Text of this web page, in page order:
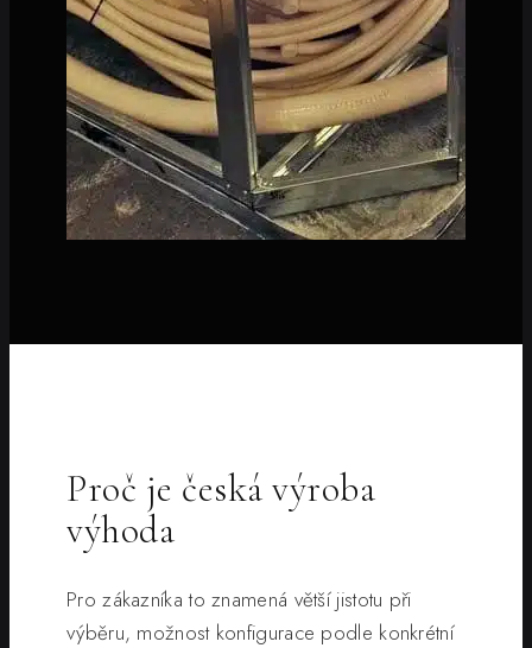
Proč je česká výroba
výhoda
Pro zákazníka to znamená větší jistotu při
výběru, možnost konfigurace podle konkrétní